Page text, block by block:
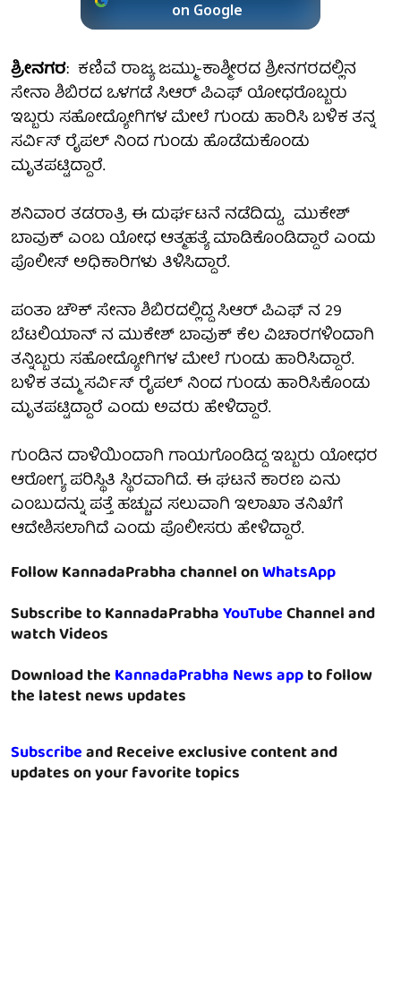
on Google
ಶ್ರೀನಗರ: ಕಣಿವೆ ರಾಜ್ಯ ಜಮ್ಮು-ಕಾಶ್ಮೀರದ ಶ್ರೀನಗರದಲ್ಲಿನ
ಸೇನಾ ಶಿಬಿರದ ಒಳಗಡೆ ಸಿಆರ್ ಪಿಎಫ್ ಯೋಧರೊಬ್ಬರು
ಇಬ್ಬರು ಸಹೋದ್ಯೋಗಿಗಳ ಮೇಲೆ ಗುಂಡು ಹಾರಿಸಿ ಬಳಿಕ ತನ್ನ
ಸರ್ವಿಸ್ ರೈಪಲ್ ನಿಂದ ಗುಂಡು ಹೊಡೆದುಕೊಂಡು
ಮೃತಪಟ್ಟಿದ್ದಾರೆ.
ಶನಿವಾರ ತಡರಾತ್ರಿ ಈ ದುರ್ಘಟನೆ ನಡೆದಿದ್ದು, ಮುಕೇಶ್
ಬಾವುಕ್ ಎಂಬ ಯೋಧ ಆತ್ಮಹತ್ಯೆ ಮಾಡಿಕೊಂಡಿದ್ದಾರೆ ಎಂದು
ಪೊಲೀಸ್ ಅಧಿಕಾರಿಗಳು ತಿಳಿಸಿದ್ದಾರೆ.
ಪಂತಾ ಚೌಕ್ ಸೇನಾ ಶಿಬಿರದಲ್ಲಿದ್ದ ಸಿಆರ್ ಪಿಎಫ್ ನ 29
ಬೆಟಲಿಯಾನ್ ನ ಮುಕೇಶ್ ಬಾವುಕ್ ಕೆಲ ವಿಚಾರಗಳಿಂದಾಗಿ
ತನ್ನಿಬ್ಬರು ಸಹೋದ್ಯೋಗಿಗಳ ಮೇಲೆ ಗುಂಡು ಹಾರಿಸಿದ್ದಾರೆ.
ಬಳಿಕ ತಮ್ಮ ಸರ್ವಿಸ್ ರೈಪಲ್ ನಿಂದ ಗುಂಡು ಹಾರಿಸಿಕೊಂಡು
ಮೃತಪಟ್ಟಿದ್ದಾರೆ ಎಂದು ಅವರು ಹೇಳಿದ್ದಾರೆ.
ಗುಂಡಿನ ದಾಳಿಯಿಂದಾಗಿ ಗಾಯಗೊಂಡಿದ್ದ ಇಬ್ಬರು ಯೋಧರ
ಆರೋಗ್ಯ ಪರಿಸ್ಥಿತಿ ಸ್ಥಿರವಾಗಿದೆ. ಈ ಘಟನೆ ಕಾರಣ ಏನು
ಎಂಬುದನ್ನು ಪತ್ತೆ ಹಚ್ಚುವ ಸಲುವಾಗಿ ಇಲಾಖಾ ತನಿಖೆಗೆ
ಆದೇಶಿಸಲಾಗಿದೆ ಎಂದು ಪೊಲೀಸರು ಹೇಳಿದ್ದಾರೆ.
Follow KannadaPrabha channel onWhatsApp
Subscribe to KannadaPrabhaYouTubeChannel and
watch Videos
Download theKannadaPrabha News appto follow
the latest news updates
Subscribeand Receive exclusive content and
updates on your favorite topics